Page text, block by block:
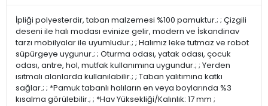
İpliği polyesterdir, taban malzemesi %100 pamuktur.; ; Çizgili
deseni ile halı modası evinize gelir, modern ve İskandinav
tarzı mobilyalar ile uyumludur.; ; Halımız leke tutmaz ve robot
süpürgeye uygunur.; ; Oturma odası, yatak odası, çocuk
odası, antre, hol, mutfak kullanımına uygundur.; ; Yerden
ısıtmalı alanlarda kullanılabilir.; ; Taban yalıtımına katkı
sağlar.; ; *Pamuk tabanlı halıların en veya boylarında %3
kısalma görülebilir.; ; *Hav Yüksekliği/Kalınlık: 17 mm ;